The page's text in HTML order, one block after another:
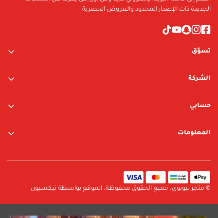
1 doll, 1 sleeping basket, 1 pillow, 1 plate, 1 spoon, 1 fork, 1 rattle toy
تسوّق
متجر نيوبوي
العلامات التجارية
الشركة
حسابي
المعلومات
سياسة الإرجاع والتبديل
الجديدة ذات الإصدار المحدود والعروض الحصرية.
© متجر نيوبوي. جميع الحقوق محفوظة. الموقع بواسطة نيكسيون